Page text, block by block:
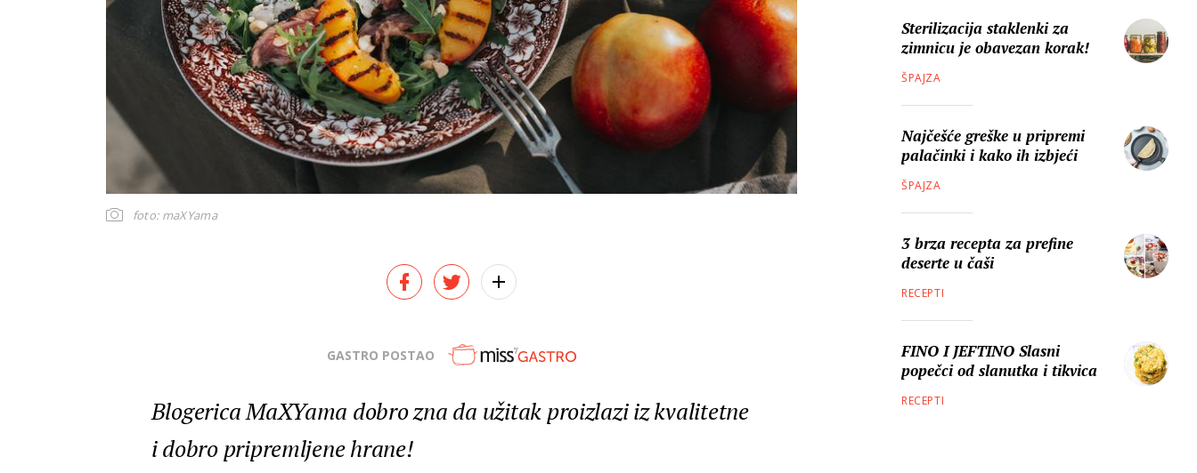
foto: maXYama
GASTRO POSTAO
Blogerica MaXYama dobro zna da užitak proizlazi iz kvalitetne
i dobro pripremljene hrane!
Sterilizacija staklenki za
zimnicu je obavezan korak!
ŠPAJZA
Najčešće greške u pripremi
palačinki i kako ih izbjeći
ŠPAJZA
3 brza recepta za prefine
deserte u čaši
RECEPTI
FINO I JEFTINO Slasni
popečci od slanutka i tikvica
RECEPTI